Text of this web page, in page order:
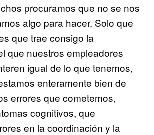
procuramos que no se nos
algo para hacer. Solo que
que trae consigo la
que nuestros empleadores
igual de lo que tenemos,
enteramente bien de
errores que cometemos,
cognitivos, que
en la coordinación y la